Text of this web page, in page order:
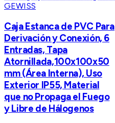
GEWISS
Caja Estanca de PVC Para
Derivación y Conexión, 6
Entradas, Tapa
Atornillada,100x100x50
mm (Área Interna), Uso
Exterior IP55, Material
que no Propaga el Fuego
y Libre de Hálogenos